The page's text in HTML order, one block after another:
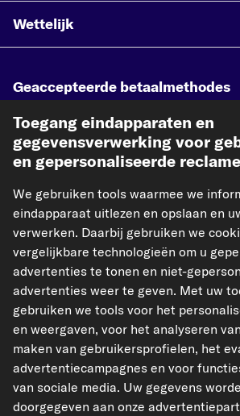
Wettelijk
Geaccepteerde betaalmethodes
Onze verzendpartner
kfzteile24.de kfzteile24.at
carpardoo.dk
Toegang eindapparaten en
gegevensverwerking voor
en gepersonaliseerde
We gebruiken tools waarmee we
eindapparaat uitlezen en opslaan en
verwerken. Daarbij gebruiken we
vergelijkbare technologieën om u
advertenties te tonen en niet-
advertenties weer te geven. Met uw
gebruiken we tools voor het
en weergaven, voor het analyseren
maken van gebruikersprofielen, het
advertentiecampagnes en voor
van sociale media. Uw gegevens
doorgegeven aan onze